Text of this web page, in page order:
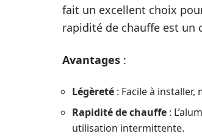
fait un excellent choix
rapidité de chauffe est un
Avantages :
Légèreté : Facile à
Rapidité de chauffe :
utilisation intermittente.